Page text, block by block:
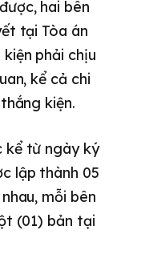
hai bên
tại Tòa án
phải chịu
kể cả chi
kiện.
kể từ ngày ký
lập thành 05
mỗi bên
(01) bản tại